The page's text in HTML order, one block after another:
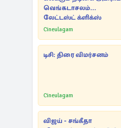
வெங்கடாசலம்...
லேட்டஸ்ட் க்ளிக்ஸ்
Cineulagam
டிசி: திரை விமர்சனம்
Cineulagam
விஜய் - சங்கீதா